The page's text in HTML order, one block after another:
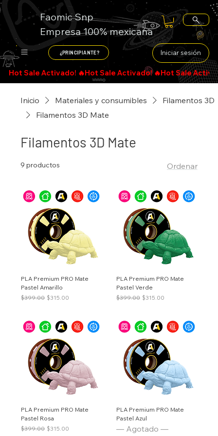
Faomic Snp
Empresa 100% mexicana
¿PRINCIPIANTE? Iniciar sesión
Inicio Materiales y consumibles
Filamentos 3D
Filamentos 3D Mate
Filamentos 3D Mate
9 productos Ordenar
PLA Premium PRO Mate
Pastel Amarillo
Precio
$399.00 Precio de oferta
$315.00
PLA Premium PRO Mate
Pastel Verde
Precio
$399.00 Precio de oferta
$315.00
PLA Premium PRO Mate
Pastel Rosa
Precio
$399.00 Precio de oferta
$315.00
PLA Premium PRO Mate
Pastel Azul
— Agotado —